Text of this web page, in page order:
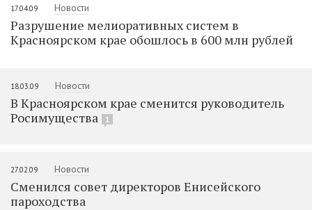
17.04.09 Новости
Разрушение мелиоративных систем в
Красноярском крае обошлось в 600 млн рублей
18.03.09 Новости
В Красноярском крае сменится руководитель
Росимущества
1
27.02.09 Новости
Сменился совет директоров Енисейского
пароходства